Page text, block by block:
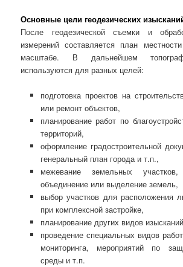
Основные цели геодезических
После геодезической съемки и
измерений составляется план
масштабе. В дальнейшем
используются для разных целей:
подготовка проектов на
или ремонт объектов,
планирование работ по
территорий,
оформление градостроительной
генеральный план города и т.п.,
межевание земельных
объединение или выделение земель,
выбор участков для расположения
при комплексной застройке,
планирование других видов
проведение специальных видов
мониторинга, мероприятий по
среды и т.п.